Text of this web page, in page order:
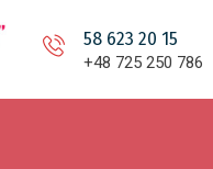
58 623 20 15
+48 725 250 786